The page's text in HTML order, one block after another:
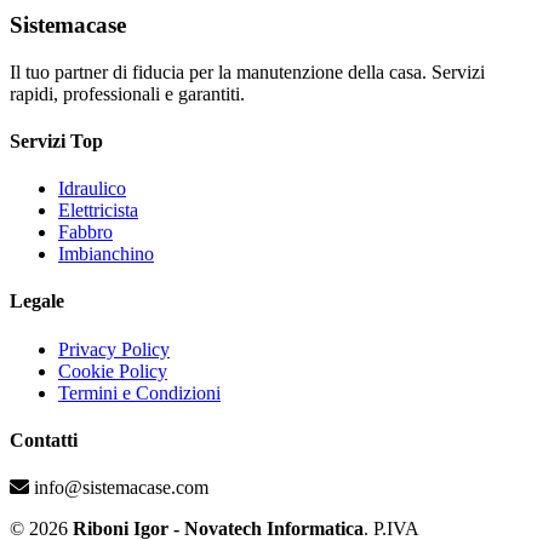
Sistemacase
Il tuo partner di fiducia per la manutenzione della casa. Servizi
rapidi, professionali e garantiti.
Servizi Top
Idraulico
Elettricista
Fabbro
Imbianchino
Legale
Privacy Policy
Cookie Policy
Termini e Condizioni
Contatti
info@sistemacase.com
© 2026 Riboni Igor - Novatech Informatica. P.IVA